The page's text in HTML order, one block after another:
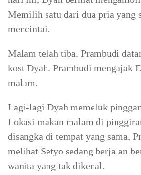
Memilih satu dari dua pria yang
mencintai.
Malam telah tiba. Prambudi
kost Dyah. Prambudi mengajak
malam.
Lagi-lagi Dyah memeluk
Lokasi makan malam di
disangka di tempat yang sama,
melihat Setyo sedang berjalan
wanita yang tak dikenal.